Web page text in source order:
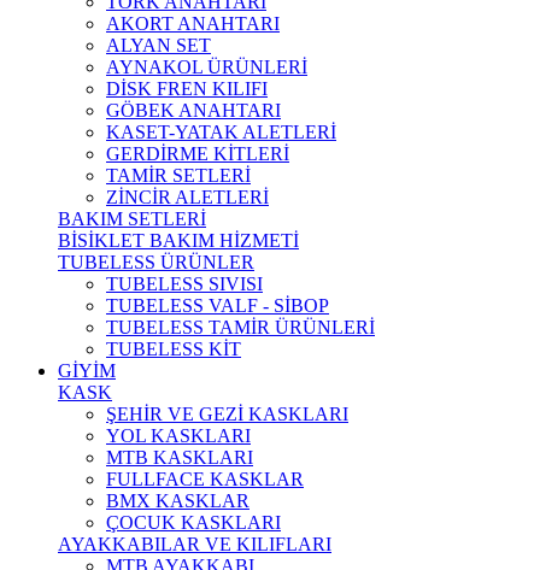
AKORT ANAHTARI
ALYAN SET
AYNAKOL ÜRÜNLERİ
DİSK FREN KILIFI
GÖBEK ANAHTARI
KASET-YATAK ALETLERİ
GERDİRME KİTLERİ
TAMİR SETLERİ
ZİNCİR ALETLERİ
BAKIM SETLERİ
BİSİKLET BAKIM HİZMETİ
TUBELESS ÜRÜNLER
TUBELESS SIVISI
TUBELESS VALF - SİBOP
TUBELESS TAMİR ÜRÜNLERİ
TUBELESS KİT
GİYİM
KASK
ŞEHİR VE GEZİ KASKLARI
YOL KASKLARI
MTB KASKLARI
FULLFACE KASKLAR
BMX KASKLAR
ÇOCUK KASKLARI
AYAKKABILAR VE KILIFLARI
MTB AYAKKABI